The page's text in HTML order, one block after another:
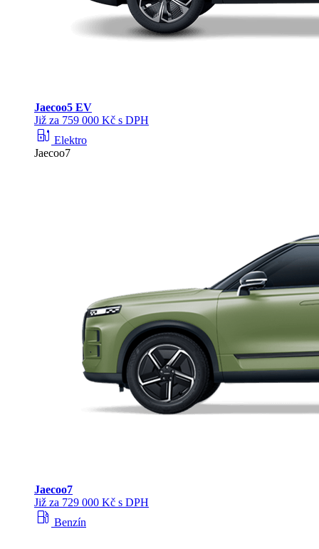
Jaecoo5 EV
Již za 759 000 Kč s DPH
ev_station Elektro
Jaecoo7
Jaecoo7
Již za 729 000 Kč s DPH
local_gas_station Benzín